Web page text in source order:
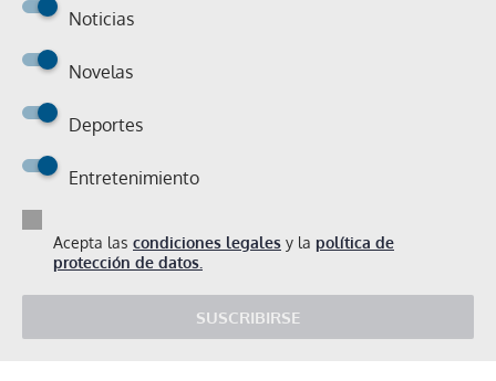
Noticias
Novelas
Deportes
Entretenimiento
Acepta las condiciones legales y la política de
protección de datos.
SUSCRIBIRSE